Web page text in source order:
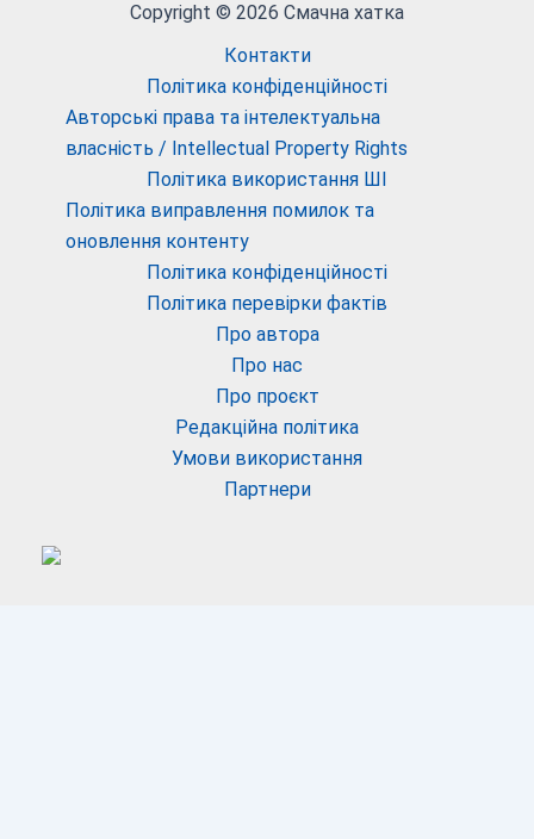
Copyright © 2026 Смачна хатка
Контакти
Політика конфіденційності
Авторські права та інтелектуальна
власність / Intellectual Property Rights
Політика використання ШІ
Політика виправлення помилок та
оновлення контенту
Політика конфіденційності
Політика перевірки фактів
Про автора
Про нас
Про проєкт
Редакційна політика
Умови використання
Партнери